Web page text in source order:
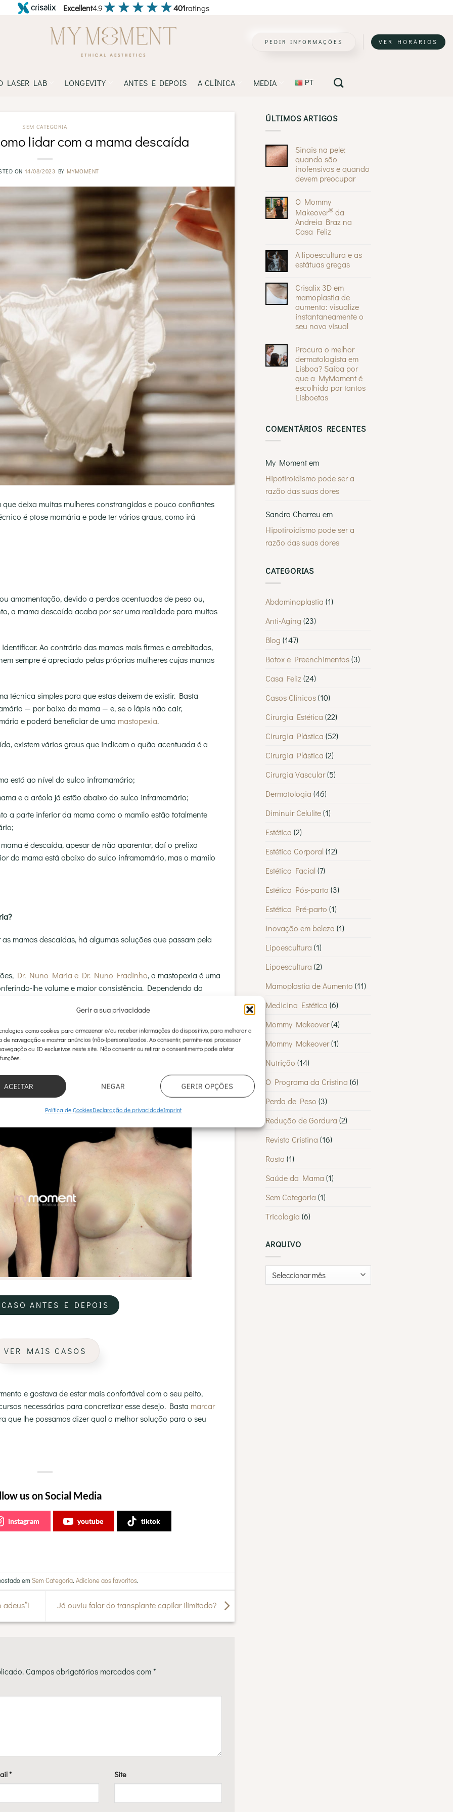
Gerir a sua privacidade
como cookies para armazenar e/ou receber informações do dispositivo, para melhorar a
de navegação e mostrar anúncios (não-)personalizados. Ao consentir, permite-nos processar
ou ID exclusivos neste site. Não consentir ou retirar o consentimento pode afetar
ACEITAR NEGAR GERIR OPÇÕES
Política de CookiesDeclaração de privacidadeImprint
Excellent4.9 401ratings
PEDIR INFORMAÇÕES VER HORÁRIOS
LASER LAB LONGEVITY ANTES E DEPOIS A CLÍNICA MEDIA PT
SEM CATEGORIA
lidar com a mama descaída
ON 14/08/2023 BY MYMOMENT
deixa muitas mulheres constrangidas e pouco confiantes
é ptose mamária e pode ter vários graus, como irá
amamentação, devido a perdas acentuadas de peso ou,
a mama descaída acaba por ser uma realidade para muitas
Ao contrário das mamas mais firmes e arrebitadas,
sempre é apreciado pelas próprias mulheres cujas mamas
técnica simples para que estas deixem de existir. Basta
— por baixo da mama — e, se o lápis não cair,
e poderá beneficiar de uma mastopexia.
existem vários graus que indicam o quão acentuada é a
está ao nível do sulco inframamário;
e a aréola já estão abaixo do sulco inframamário;
a parte inferior da mama como o mamilo estão totalmente
é descaída, apesar de não aparentar, daí o prefixo
da mama está abaixo do sulco inframamário, mas o mamilo
mamas descaídas, há algumas soluções que passam pela
Dr. Nuno Maria e Dr. Nuno Fradinho, a mastopexia é uma
lhe volume e maior consistência. Dependendo do
adequada, já que permite eliminar o excesso de pele (se for
mais acima, elevando o peito sem aumentar o seu
mama descaída, a paciente também pretender aumentar o
passar pelo recurso à colocação de próteses mamárias.
CASO ANTES E DEPOIS
VER MAIS CASOS
e gostava de estar mais confortável com o seu peito,
necessários para concretizar esse desejo. Basta marcar
que lhe possamos dizer qual a melhor solução para o seu
us on Social Media
instagram youtube tiktok
emSem Categoria. Adicione aos favoritos.
Já ouviu falar do transplante capilar ilimitado?
Campos obrigatórios marcados com*
* Site
ÚLTIMOS ARTIGOS
Sinais na pele:
quando são
inofensivos e quando
devem preocupar
em
Sinais
na
pele:
quando
são
quando
devem
preocupar
O Mommy
Makeover® da
Andreia Braz na
Casa Feliz
em
Mommy
Andreia
Braz
na
Casa
Feliz
A lipoescultura e as
estátuas gregas
em
lipoescultura
e
as
estátuas
gregas
Crisalix 3D em
mamoplastia de
aumento: visualize
instantaneamente o
seu novo visual
em
Crisalix
3D
em
mamoplastia
de
aumento:
visualize
instantaneamente
visual
Procura o melhor
dermatologista em
Lisboa? Saiba por
que a MyMoment é
escolhida por tantos
Lisboetas
Procura
o
Lisboa?
Saiba
que
MyMoment
por
tantos
Lisboetas
COMENTÁRIOS RECENTES
My Momentem
Hipotiroidismo pode ser a
razão das suas dores
Sandra Charreu em
Hipotiroidismo pode ser a
razão das suas dores
CATEGORIAS
Abdominoplastia (1)
Anti-Aging (23)
Blog (147)
Botox e Preenchimentos(3)
Casa Feliz (24)
Casos Clínicos(10)
Cirurgia Estética (22)
Cirurgia Plástica (52)
Cirurgia Plástica (2)
Cirurgia Vascular(5)
Dermatologia (46)
Diminuir Celulite(1)
Estética (2)
Estética Corporal(12)
Estética Facial(7)
Estética Pós-parto (3)
Estética Pré-parto (1)
Inovação em beleza (1)
Lipoescultura (1)
Lipoescultura (2)
Mamoplastia de Aumento (11)
Medicina Estética (6)
Mommy Makeover(4)
Mommy Makeover(1)
Nutrição (14)
O Programa da Cristina (6)
Perda de Peso (3)
Redução de Gordura (2)
Revista Cristina (16)
Rosto (1)
Saúde da Mama (1)
Sem Categoria (1)
Tricologia (6)
ARQUIVO
Arquivo